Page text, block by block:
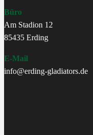
Büro
Am Stadion 12
85435 Erding
E-Mail
info@erding-gladiators.de